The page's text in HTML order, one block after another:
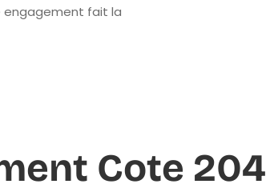
engagement fait la
Cote 204